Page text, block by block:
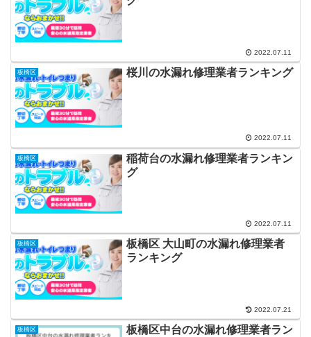
2022.07.11
板橋区 桜川の水漏れ修理業者ランキング
2022.07.11
板橋区
稲荷台の水漏れ修理業者ランキン
グ
2022.07.11
板橋区
板橋区 大山町の水漏れ修理業者
ランキング
2022.07.21
板橋区
板橋区中台の水漏れ修理業者ラン